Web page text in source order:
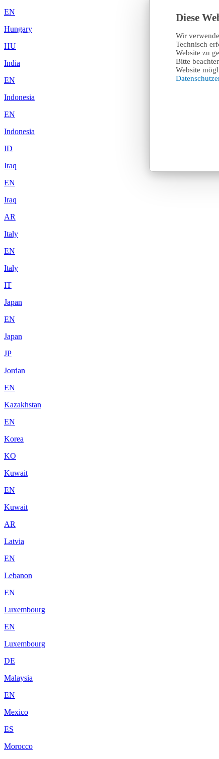
Diese
Wir
Technisch
Website zu
Bitte
Website
EN
Hungary
HU
India
EN
Indonesia
EN
Indonesia
ID
Iraq
EN
Iraq
AR
Italy
EN
Italy
IT
Japan
EN
Japan
JP
Jordan
EN
Kazakhstan
EN
Korea
KO
Kuwait
EN
Kuwait
AR
Latvia
EN
Lebanon
EN
Luxembourg
EN
Luxembourg
DE
Malaysia
EN
Mexico
ES
Morocco